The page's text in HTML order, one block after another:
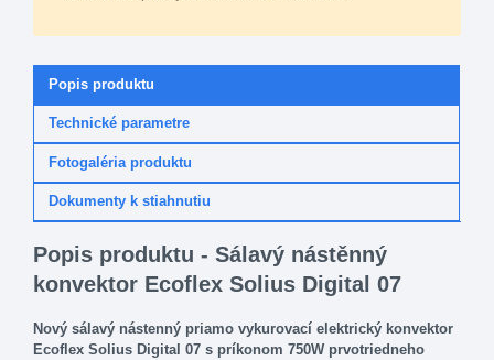
Popis produktu
Technické parametre
Fotogaléria produktu
Dokumenty k stiahnutiu
Popis produktu - Sálavý nástěnný
konvektor Ecoflex Solius Digital 07
Nový sálavý nástenný priamo vykurovací elektrický konvektor
Ecoflex Solius Digital 07 s príkonom 750W prvotriedneho